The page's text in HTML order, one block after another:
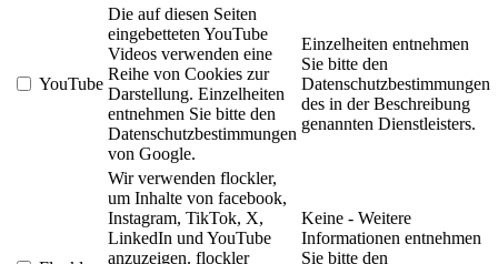
YouTube
Die auf diesen Seiten
eingebetteten YouTube
Videos verwenden eine
Reihe von Cookies zur
Darstellung. Einzelheiten
entnehmen Sie bitte den
Datenschutzbestimmungen
von Google.
Einzelheiten entnehmen
Sie bitte den
Datenschutzbestimmungen
des in der Beschreibung
genannten Dienstleisters.
Wir verwenden flockler,
um Inhalte von facebook,
Instagram, TikTok, X,
LinkedIn und YouTube
anzuzeigen. flockler
Keine - Weitere
Informationen entnehmen
Sie bitte den